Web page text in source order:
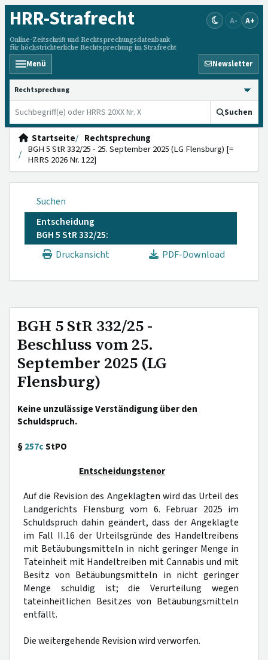
HRR-Strafrecht
Online-Zeitschrift und Rechtsprechungsdatenbank
für höchstrichterliche Rechtsprechung im Strafrecht
A- A+
Menü Newsletter
HRRS durchsuchen
Suchen
Startseite
Rechtsprechung
BGH 5 StR 332/25 - 25. September 2025 (LG Flensburg) [=
HRRS 2026 Nr. 122]
Suchen
Entscheidung
BGH 5 StR 332/25:
Druckansicht
PDF-Download
BGH 5 StR 332/25 -
Beschluss vom 25.
September 2025 (LG
Flensburg)
Keine unzulässige Verständigung über den
Schuldspruch.
§257cStPO
Entscheidungstenor
Auf die Revision des Angeklagten wird das Urteil des
Landgerichts Flensburg vom 6. Februar 2025 im
Schuldspruch dahin geändert, dass der Angeklagte
im Fall II.16 der Urteilsgründe des Handeltreibens
mit Betäubungsmitteln in nicht geringer Menge in
Tateinheit mit Handeltreiben mit Cannabis und mit
Besitz von Betäubungsmitteln in nicht geringer
Menge schuldig ist; die Verurteilung wegen
tateinheitlichen Besitzes von Betäubungsmitteln
entfällt.
Die weitergehende Revision wird verworfen.